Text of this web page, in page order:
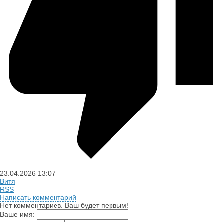
23.04.2026 13:07
Витя
RSS
Написать комментарий
Нет комментариев. Ваш будет первым!
Ваше имя: